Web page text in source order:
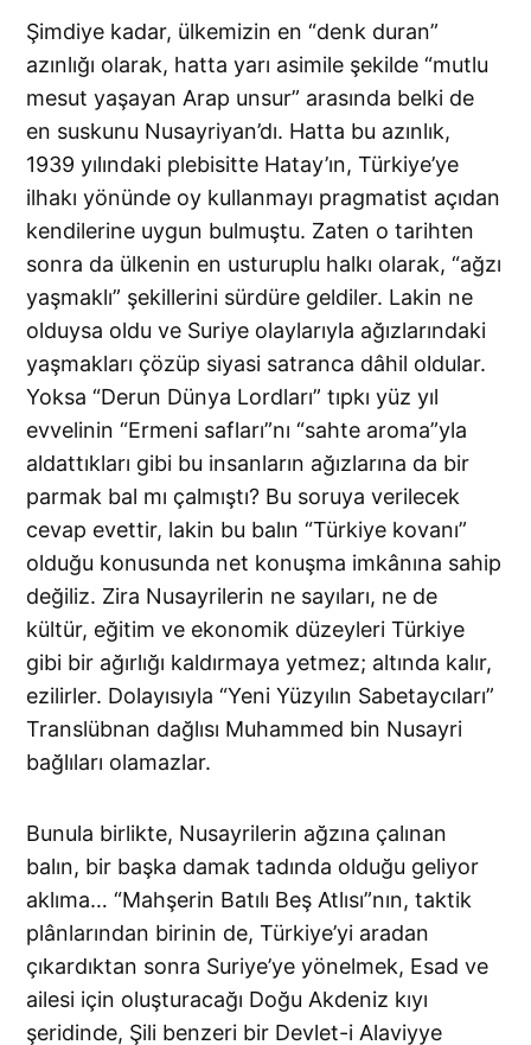
Şimdiye kadar, ülkemizin en “denk duran”
azınlığı olarak, hatta yarı asimile şekilde “mutlu
mesut yaşayan Arap unsur” arasında belki de
en suskunu Nusayriyan’dı. Hatta bu azınlık,
1939 yılındaki plebisitte Hatay’ın, Türkiye’ye
ilhakı yönünde oy kullanmayı pragmatist açıdan
kendilerine uygun bulmuştu. Zaten o tarihten
sonra da ülkenin en usturuplu halkı olarak, “ağzı
yaşmaklı” şekillerini sürdüre geldiler. Lakin ne
olduysa oldu ve Suriye olaylarıyla ağızlarındaki
yaşmakları çözüp siyasi satranca dâhil oldular.
Yoksa “Derun Dünya Lordları” tıpkı yüz yıl
evvelinin “Ermeni safları”nı “sahte aroma”yla
aldattıkları gibi bu insanların ağızlarına da bir
parmak bal mı çalmıştı? Bu soruya verilecek
cevap evettir, lakin bu balın “Türkiye kovanı”
olduğu konusunda net konuşma imkânına sahip
değiliz. Zira Nusayrilerin ne sayıları, ne de
kültür, eğitim ve ekonomik düzeyleri Türkiye
gibi bir ağırlığı kaldırmaya yetmez; altında kalır,
ezilirler. Dolayısıyla “Yeni Yüzyılın Sabetaycıları”
Translübnan dağlısı Muhammed bin Nusayri
bağlıları olamazlar.
Bunula birlikte, Nusayrilerin ağzına çalınan
balın, bir başka damak tadında olduğu geliyor
aklıma… “Mahşerin Batılı Beş Atlısı”nın, taktik
plânlarından birinin de, Türkiye’yi aradan
çıkardıktan sonra Suriye’ye yönelmek, Esad ve
ailesi için oluşturacağı Doğu Akdeniz kıyı
şeridinde, Şili benzeri bir Devlet-i Alaviyye